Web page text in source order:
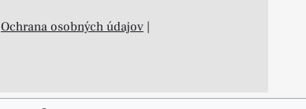
Ochrana osobných údajov |